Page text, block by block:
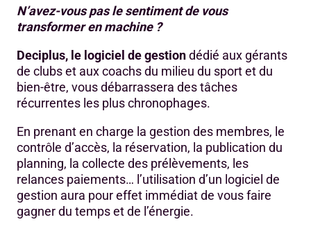
N’avez-vous pas le sentiment de vous
transformer en machine ?
Deciplus, le logiciel de gestiondédié aux gérants
de clubs et aux coachs du milieu du sport et du
bien-être, vous débarrassera des tâches
récurrentes les plus chronophages.
En prenant en charge la gestion des membres, le
contrôle d’accès, la réservation, la publication du
planning, la collecte des prélèvements, les
relances paiements… l’utilisation d’un logiciel de
gestion aura pour effet immédiat de vous faire
gagner du temps et de l’énergie.